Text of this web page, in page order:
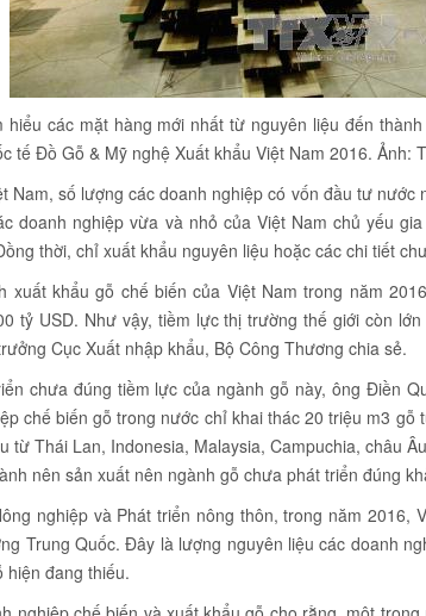
hiểu các mặt hàng mới nhất từ nguyên liệu đến
tế Đồ Gỗ & Mỹ nghệ Xuất khẩu Việt Nam 2016. Ảnh:
Nam, số lượng các doanh nghiệp có vốn đầu tư
doanh nghiệp vừa và nhỏ của Việt Nam chủ yếu
thời, chỉ xuất khẩu nguyên liệu hoặc các chi tiết
xuất khẩu gỗ chế biến của Việt Nam trong năm
tỷ USD. Như vậy, tiềm lực thị trường thế giới còn
Cục Xuất nhập khẩu, Bộ Công Thương chia sẻ.
chưa đúng tiềm lực của ngành gỗ này, ông Điền
chế biến gỗ trong nước chỉ khai thác 20 triệu m3
từ Thái Lan, Indonesia, Malaysia, Campuchia, châu
nên sản xuất nên ngành gỗ chưa phát triển đúng
nghiệp và Phát triển nông thôn, trong năm 2016,
Trung Quốc. Đây là lượng nguyên liệu các doanh
hiện đang thiếu.